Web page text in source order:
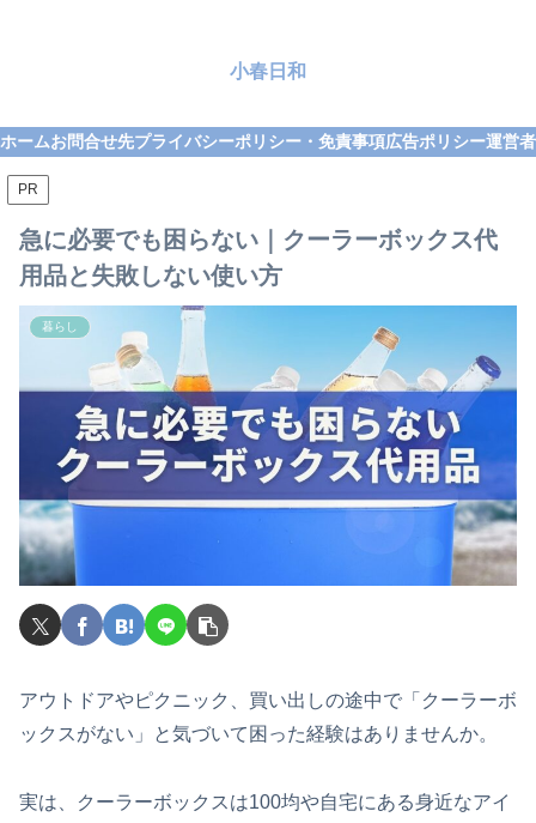
小春日和
ホームお問合せ先プライバシーポリシー・免責事項広告ポリシー運営
PR
急に必要でも困らない｜クーラーボックス代
用品と失敗しない使い方
暮らし
アウトドアやピクニック、買い出しの途中で「クーラーボ
ックスがない」と気づいて困った経験はありませんか。
実は、クーラーボックスは100均や自宅にある身近なアイ